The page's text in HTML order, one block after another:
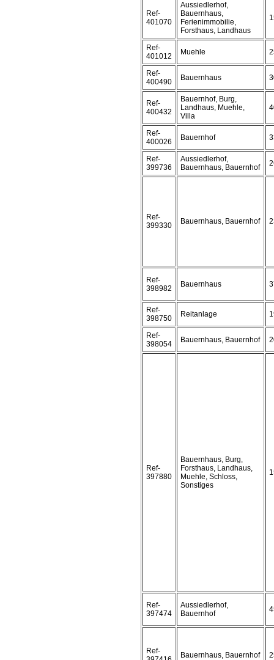
Ref-
401070
Aussiedlerhof,
Bauernhaus,
Ferienimmobilie,
Forsthaus, Landhaus
Ref-
401012
Muehle
Ref-
400490
Bauernhaus
Ref-
400432
Bauernhof, Burg,
Landhaus, Muehle,
Villa
Ref-
400026
Bauernhof
Ref-
399736
Aussiedlerhof,
Bauernhaus, Bauernhof
Ref-
399330
Bauernhaus, Bauernhof
Ref-
398982
Bauernhaus
Ref-
398750
Reitanlage
Ref-
398054
Bauernhaus, Bauernhof
Ref-
397880
Bauernhaus, Burg,
Forsthaus, Landhaus,
Muehle, Schloss,
Sonstiges
Ref-
397474
Aussiedlerhof,
Bauernhof
Ref-
Bauernhaus, Bauernhof